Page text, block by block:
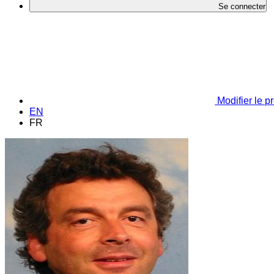
Se connecter
Modifier le
EN
FR